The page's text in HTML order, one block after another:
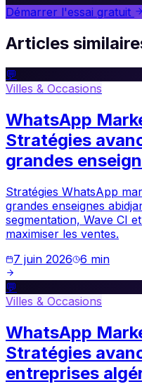
Démarrer l'essai gratuit
Articles
💬
Villes & Occasions
WhatsApp
Stratégies
grandes
Stratégies WhatsApp
grandes enseignes
segmentation, Wave CI
maximiser les ventes.
7 juin 2026 6 min
💬
Villes & Occasions
WhatsApp
Stratégies
entreprises